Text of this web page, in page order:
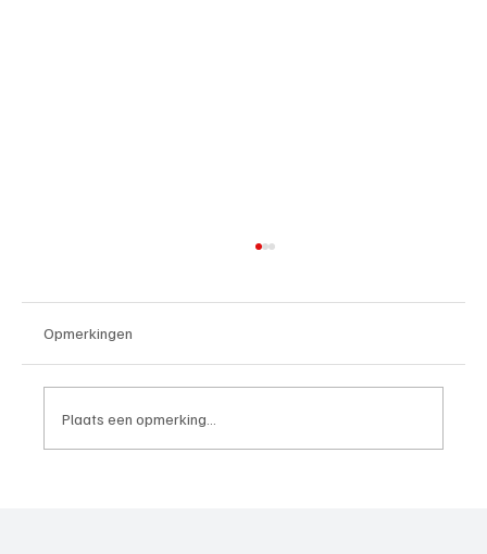
Opmerkingen
Plaats een opmerking...